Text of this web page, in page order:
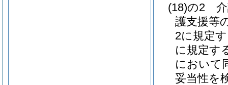
(18)の2
護支援等
2に規定
に規定す
において
妥当性を